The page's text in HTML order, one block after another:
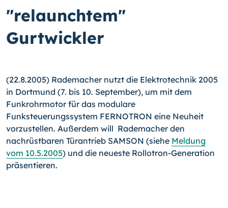
"relaunchtem"
Gurtwickler
(22.8.2005) Rademacher nutzt die Elektrotechnik 2005
in Dortmund (7. bis 10. September), um mit dem
Funkrohrmotor für das modulare
Funksteuerungssystem FERNOTRON eine Neuheit
vorzustellen. Außerdem will Rademacher den
nachrüstbaren Türantrieb SAMSON (siehe Meldung
vom 10.5.2005) und die neueste Rollotron-Generation
präsentieren.